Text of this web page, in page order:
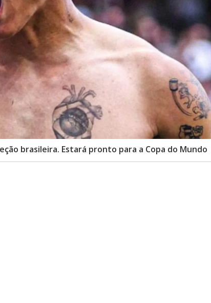
brasileira. Estará pronto para a Copa do Mundo